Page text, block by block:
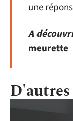
une
A
meurette